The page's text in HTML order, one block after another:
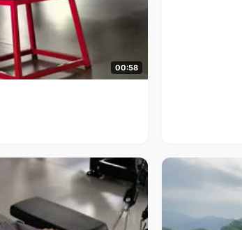
00:58